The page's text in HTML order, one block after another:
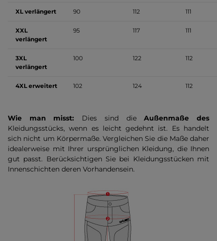
XL verlängert 90 112 111
XXL
verlängert
95 117 111
3XL
verlängert
100 122 112
4XL erweitert 102 124 112
Wie man misst: Dies sind dieAußenmaße des
Kleidungsstücks, wenn es leicht gedehnt ist. Es handelt
sich nicht um Körpermaße. Vergleichen Sie die Maße daher
idealerweise mit Ihrer ursprünglichen Kleidung, die Ihnen
gut passt. Berücksichtigen Sie bei Kleidungsstücken mit
Innenschichten deren Vorhandensein.